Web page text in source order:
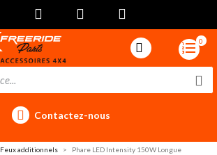
0
Contactez-nous
Feux additionnels
Phare LED Intensity 150W Longue